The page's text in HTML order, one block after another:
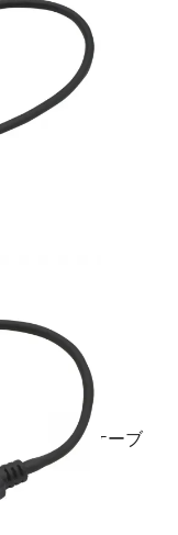
USB 3.0のケーブ